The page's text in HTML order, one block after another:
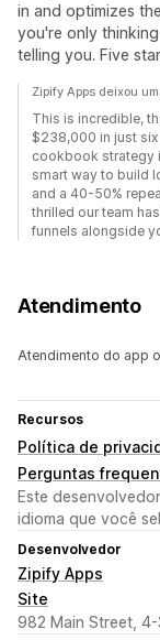
in and optimizes
you're only
telling you. Five
Zipify Apps deixou
This is incredible,
$238,000 in just
cookbook strategy
smart way to build
and a 40-50%
thrilled our team
funnels alongside
Atendimento
Atendimento do app
Recursos
Política de
Perguntas
Este
idioma que você
Desenvolvedor
Zipify Apps
Site
982 Main Street, 4-